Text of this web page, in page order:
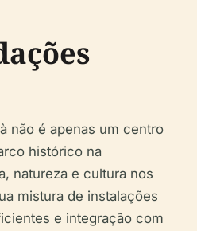
não é apenas um centro
histórico na
natureza e cultura nos
mistura de instalações
e integração com